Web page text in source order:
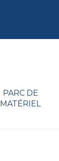
PARC DE
MATÉRIEL